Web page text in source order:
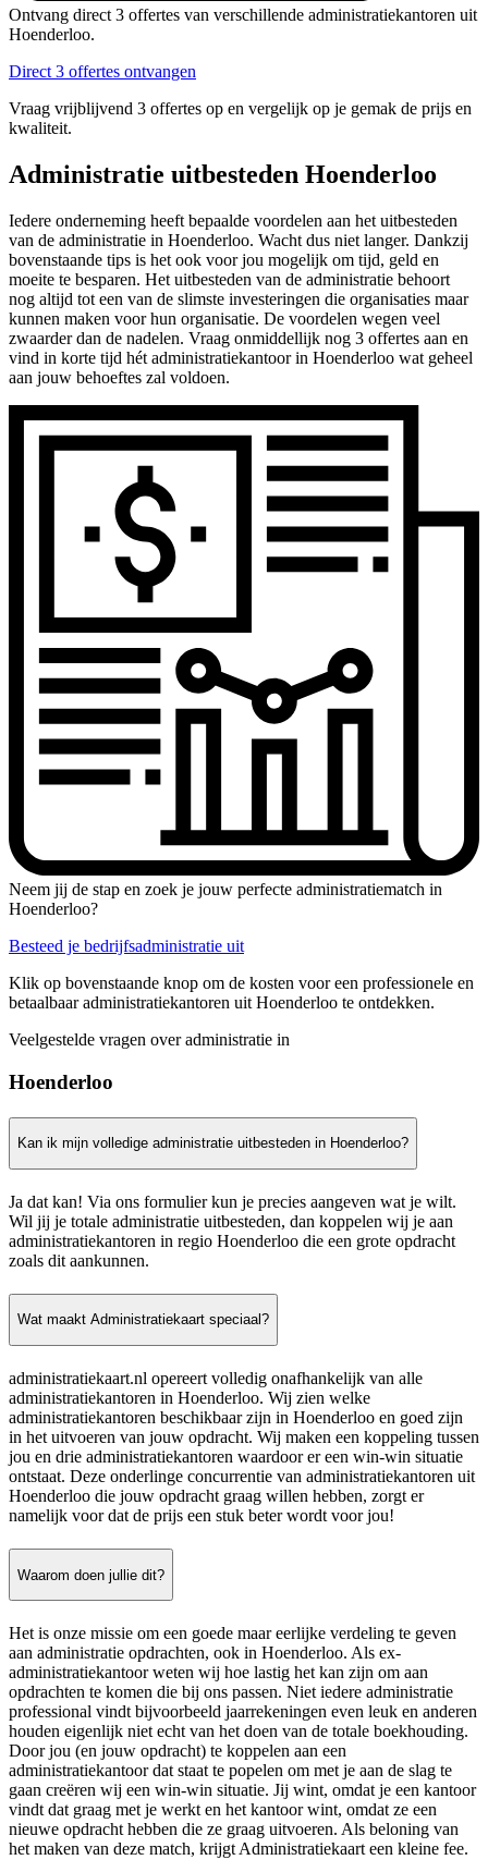
Ontvang direct 3 offertes van verschillende administratiekantoren uit
Hoenderloo.
Direct 3 offertes ontvangen
Vraag vrijblijvend 3 offertes op en vergelijk op je gemak de prijs en
kwaliteit.
Administratie uitbesteden Hoenderloo
Iedere onderneming heeft bepaalde voordelen aan het uitbesteden
van de administratie in Hoenderloo. Wacht dus niet langer. Dankzij
bovenstaande tips is het ook voor jou mogelijk om tijd, geld en
moeite te besparen. Het uitbesteden van de administratie behoort
nog altijd tot een van de slimste investeringen die organisaties maar
kunnen maken voor hun organisatie. De voordelen wegen veel
zwaarder dan de nadelen. Vraag onmiddellijk nog 3 offertes aan en
vind in korte tijd hét administratiekantoor in Hoenderloo wat geheel
aan jouw behoeftes zal voldoen.
Neem jij de stap en zoek je jouw perfecte administratiematch in
Hoenderloo?
Besteed je bedrijfsadministratie uit
Klik op bovenstaande knop om de kosten voor een professionele en
betaalbaar administratiekantoren uit Hoenderloo te ontdekken.
Veelgestelde vragen over administratie in
Hoenderloo
Kan ik mijn volledige administratie uitbesteden in Hoenderloo?
Ja dat kan! Via ons formulier kun je precies aangeven wat je wilt.
Wil jij je totale administratie uitbesteden, dan koppelen wij je aan
administratiekantoren in regio Hoenderloo die een grote opdracht
zoals dit aankunnen.
Wat maakt Administratiekaart speciaal?
administratiekaart.nl opereert volledig onafhankelijk van alle
administratiekantoren in Hoenderloo. Wij zien welke
administratiekantoren beschikbaar zijn in Hoenderloo en goed zijn
in het uitvoeren van jouw opdracht. Wij maken een koppeling tussen
jou en drie administratiekantoren waardoor er een win-win situatie
ontstaat. Deze onderlinge concurrentie van administratiekantoren uit
Hoenderloo die jouw opdracht graag willen hebben, zorgt er
namelijk voor dat de prijs een stuk beter wordt voor jou!
Waarom doen jullie dit?
Het is onze missie om een goede maar eerlijke verdeling te geven
aan administratie opdrachten, ook in Hoenderloo. Als ex-
administratiekantoor weten wij hoe lastig het kan zijn om aan
opdrachten te komen die bij ons passen. Niet iedere administratie
professional vindt bijvoorbeeld jaarrekeningen even leuk en anderen
houden eigenlijk niet echt van het doen van de totale boekhouding.
Door jou (en jouw opdracht) te koppelen aan een
administratiekantoor dat staat te popelen om met je aan de slag te
gaan creëren wij een win-win situatie. Jij wint, omdat je een kantoor
vindt dat graag met je werkt en het kantoor wint, omdat ze een
nieuwe opdracht hebben die ze graag uitvoeren. Als beloning van
het maken van deze match, krijgt Administratiekaart een kleine fee.